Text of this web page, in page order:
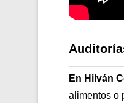
En Hilván
alimentos o